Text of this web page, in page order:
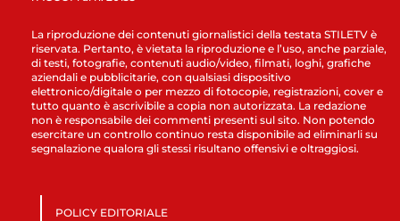
La riproduzione dei contenuti giornalistici della testata STILETV è
riservata. Pertanto, è vietata la riproduzione e l’uso, anche parziale,
di testi, fotografie, contenuti audio/video, filmati, loghi, grafiche
aziendali e pubblicitarie, con qualsiasi dispositivo
elettronico/digitale o per mezzo di fotocopie, registrazioni, cover e
tutto quanto è ascrivibile a copia non autorizzata. La redazione
non è responsabile dei commenti presenti sul sito. Non potendo
esercitare un controllo continuo resta disponibile ad eliminarli su
segnalazione qualora gli stessi risultano offensivi e oltraggiosi.
POLICY EDITORIALE